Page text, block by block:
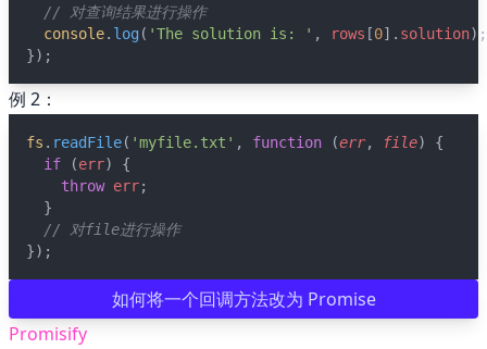
🌷 garden
👓 lofi
// 对查询结果进行操作
console. log ( 'The solution is: ' , rows [0]. solution);
});
例 2：
fs . readFile( 'myfile.txt' , function (err, file) {
if (err) {
throw err;
  }
// 对file进行操作
});
如何将一个回调方法改为 Promise
Promisify